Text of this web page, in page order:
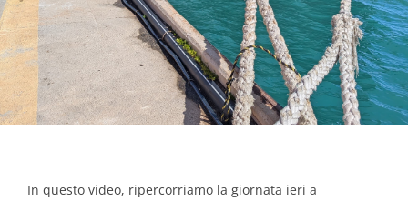
In questo video, ripercorriamo la giornata ieri a